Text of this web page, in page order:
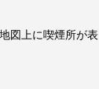
図上に喫煙所が表